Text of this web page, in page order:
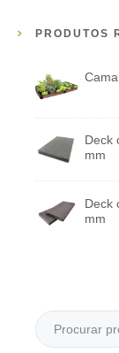
PRODUTOS
Deck
mm
Deck
mm
Sexta-
feira